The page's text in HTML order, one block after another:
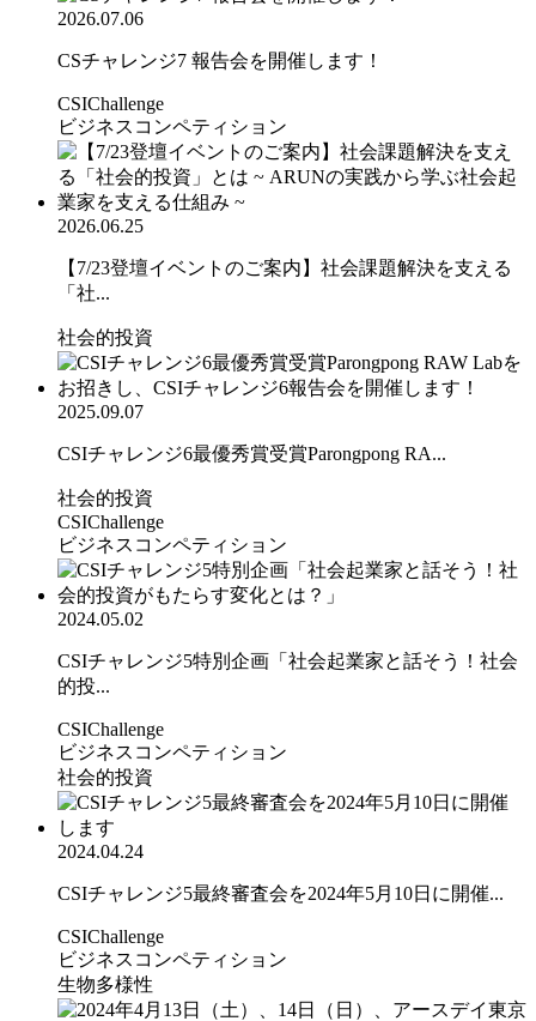
2026.07.06
CSチャレンジ7 報告会を開催します！
CSIChallenge
ビジネスコンペティション
2026.06.25
【7/23登壇イベントのご案内】社会課題解決を支える
「社...
社会的投資
2025.09.07
CSIチャレンジ6最優秀賞受賞Parongpong RA...
社会的投資
CSIChallenge
ビジネスコンペティション
2024.05.02
CSIチャレンジ5特別企画「社会起業家と話そう！社会
的投...
CSIChallenge
ビジネスコンペティション
社会的投資
2024.04.24
CSIチャレンジ5最終審査会を2024年5月10日に開催...
CSIChallenge
ビジネスコンペティション
生物多様性